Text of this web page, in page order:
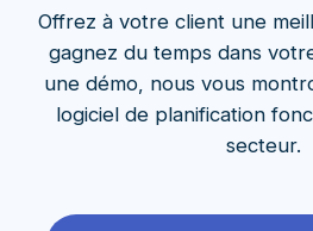
Offrez à votre client une
gagnez du temps dans
une démo, nous vous
logiciel de planification
secteur.